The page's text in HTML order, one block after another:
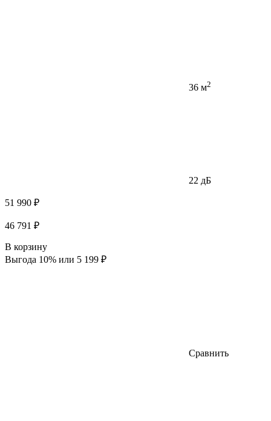
36 м2
22 дБ
51 990 ₽
46 791 ₽
В корзину
Выгода 10% или 5 199 ₽
Сравнить